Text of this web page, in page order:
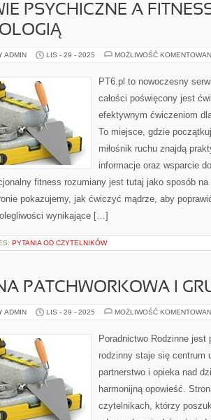
PSYCHICZNE A
ADMIN LIS - 29 - 2025 MOŻLIWOŚĆ
PT6.pl to nowoczesny
całości poświęcony jest
efektywnym ćwiczeniom
To miejsce, gdzie
miłośnik ruchu znajdą
informacje oraz wsparcie
fitness rozumiany jest tutaj jako sposób
pokazujemy, jak ćwiczyć mądrze, aby
wynikające […]
PYTANIA OD CZYTELNIKÓW
PATCHWORKOWA I
ADMIN LIS - 29 - 2025 MOŻLIWOŚĆ
Poradnictwo Rodzinne jest
rodzinny staje się centrum
partnerstwo i opieka nad
harmonijną opowieść.
czytelnikach, którzy